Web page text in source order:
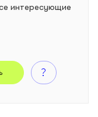
интересующие